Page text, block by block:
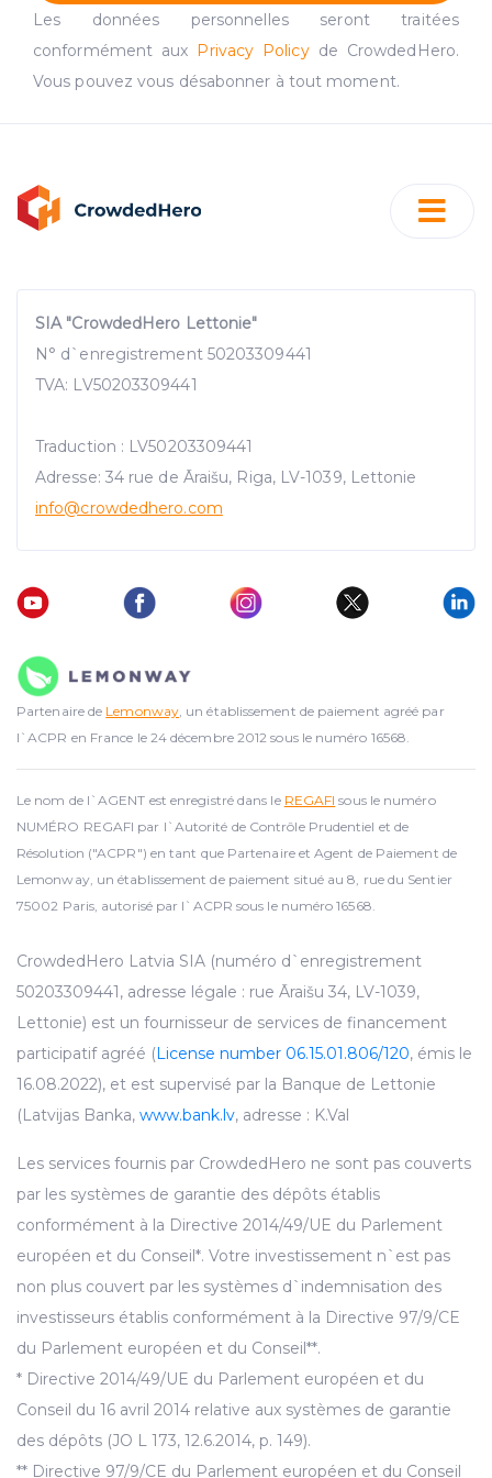
traffic data, display customized page content and
advertising. See more in our Cookies policy.
Les données personnelles seront traitées
conformément aux Privacy Policyde CrowdedHero.
Vous pouvez vous désabonner à tout moment.
SIA "CrowdedHero Lettonie"
N° d`enregistrement 50203309441
TVA: LV50203309441
Traduction : LV50203309441
Adresse: 34 rue de Āraišu, Riga, LV-1039, Lettonie
info@crowdedhero.com
Partenaire de Lemonway, un établissement de paiement agréé par
l`ACPR en France le 24 décembre 2012 sous le numéro 16568.
Le nom de l`AGENT est enregistré dans le REGAFI sous le numéro
NUMÉRO REGAFI par l`Autorité de Contrôle Prudentiel et de
Résolution ("ACPR") en tant que Partenaire et Agent de Paiement de
Lemonway, un établissement de paiement situé au 8, rue du Sentier
75002 Paris, autorisé par l`ACPR sous le numéro 16568.
CrowdedHero Latvia SIA (numéro d`enregistrement
50203309441, adresse légale : rue Āraišu 34, LV-1039,
Lettonie) est un fournisseur de services de financement
participatif agréé (License number 06.15.01.806/120, émis le
16.08.2022), et est supervisé par la Banque de Lettonie
(Latvijas Banka, www.bank.lv, adresse : K.Val
Les services fournis par CrowdedHero ne sont pas couverts
par les systèmes de garantie des dépôts établis
conformément à la Directive 2014/49/UE du Parlement
européen et du Conseil*. Votre investissement n`est pas
non plus couvert par les systèmes d`indemnisation des
investisseurs établis conformément à la Directive 97/9/CE
du Parlement européen et du Conseil**.
* Directive 2014/49/UE du Parlement européen et du
Conseil du 16 avril 2014 relative aux systèmes de garantie
des dépôts (JO L 173, 12.6.2014, p. 149).
** Directive 97/9/CE du Parlement européen et du Conseil